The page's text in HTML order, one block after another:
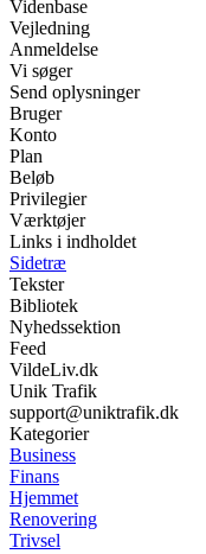
Videnbase
Vejledning
Anmeldelse
Vi søger
Send oplysninger
Bruger
Konto
Plan
Beløb
Privilegier
Værktøjer
Links i indholdet
Sidetræ
Tekster
Bibliotek
Nyhedssektion
Feed
VildeLiv.dk
Unik Trafik
support@uniktrafik.dk
Kategorier
Business
Finans
Hjemmet
Renovering
Trivsel